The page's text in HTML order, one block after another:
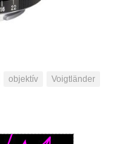
objektív Voigtländer